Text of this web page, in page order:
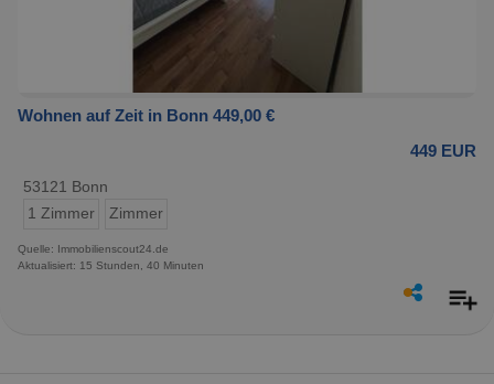
Wohnen auf Zeit in Bonn 449,00 €
449 EUR
53121 Bonn
1 Zimmer
Zimmer
Quelle: Immobilienscout24.de
Aktualisiert: 15 Stunden, 40 Minuten